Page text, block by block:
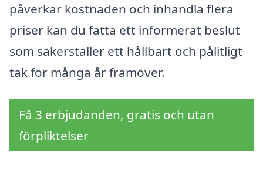
påverkar kostnaden och inhandla flera
priser kan du fatta ett informerat beslut
som säkerställer ett hållbart och pålitligt
tak för många år framöver.
Få 3 erbjudanden, gratis och utan
förpliktelser